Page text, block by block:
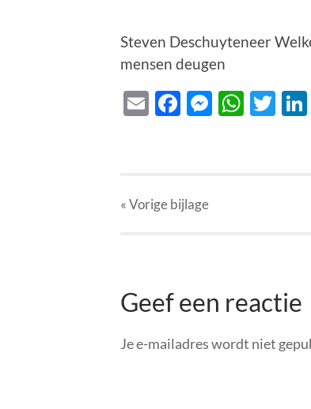
Steven Deschuyteneer
mensen deugen
EmailFacebook
« Vorigebijlage
Geef een reactie
Je e-mailadres wordt niet